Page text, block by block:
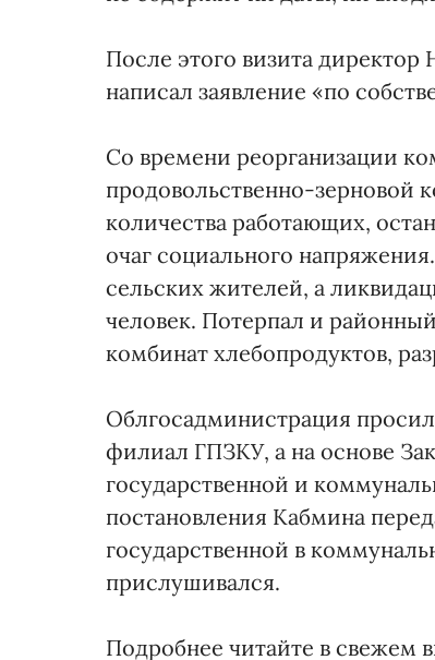
После этого визита
написал заявление «по
Со времени реорганизации
продовольственно-зерновой
количества работающих,
очаг социального
сельских жителей, а
человек. Потерпал и
комбинат хлебопродуктов,
Облгосадминистрация
филиал ГПЗКУ, а на основе
государственной и
постановления Кабмина
государственной в
прислушивался.
Подробнее читайте в свежем